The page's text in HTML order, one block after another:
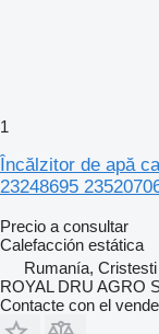
1
Încălzitor de apă
23248695
Precio a consultar
Calefacción estática
Rumanía, Cristesti
ROYAL DRU AGRO
Contacte con el